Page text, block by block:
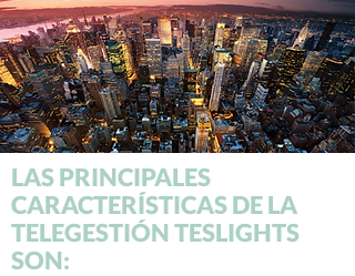
LAS PRINCIPALES
CARACTERÍSTICAS DE LA
TELEGESTIÓN TESLIGHTS
SON: